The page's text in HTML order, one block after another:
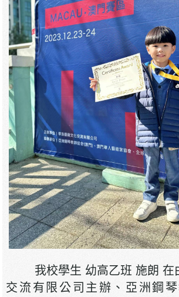
我校學生 幼高乙班 施朗 在
交流有限公司主辦、亞洲鋼